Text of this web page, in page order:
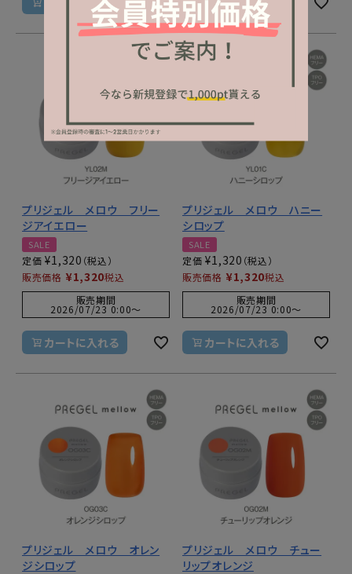
プリジェル メロウ フリー
ジアイエロー
SALE
定価 ¥1,320
販売価格 ¥1,320税込
販売期間
2026/07/23 0:00〜
カートに入れる
プリジェル メロウ ハニー
シロップ
SALE
定価 ¥1,320
販売価格 ¥1,320税込
販売期間
2026/07/23 0:00〜
カートに入れる
プリジェル メロウ オレン
ジシロップ
プリジェル メロウ チュー
リップオレンジ